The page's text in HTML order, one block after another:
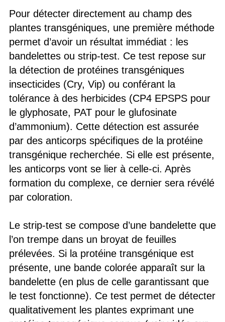
Pour détecter directement au champ des
plantes transgéniques, une première méthode
permet d’avoir un résultat immédiat : les
bandelettes ou strip-test. Ce test repose sur
la détection de protéines transgéniques
insecticides (Cry, Vip) ou conférant la
tolérance à des herbicides (CP4 EPSPS pour
le glyphosate, PAT pour le glufosinate
d’ammonium). Cette détection est assurée
par des anticorps spécifiques de la protéine
transgénique recherchée. Si elle est présente,
les anticorps vont se lier à celle-ci. Après
formation du complexe, ce dernier sera révélé
par coloration.
Le strip-test se compose d’une bandelette que
l’on trempe dans un broyat de feuilles
prélevées. Si la protéine transgénique est
présente, une bande colorée apparaît sur la
bandelette (en plus de celle garantissant que
le test fonctionne). Ce test permet de détecter
qualitativement les plantes exprimant une